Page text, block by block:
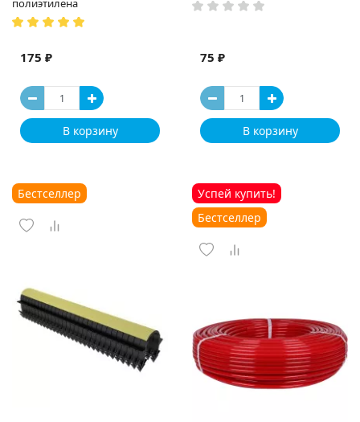
полиэтилена
175 ₽
В корзину
75 ₽
В корзину
Бестселлер
Успей купить!
Бестселлер